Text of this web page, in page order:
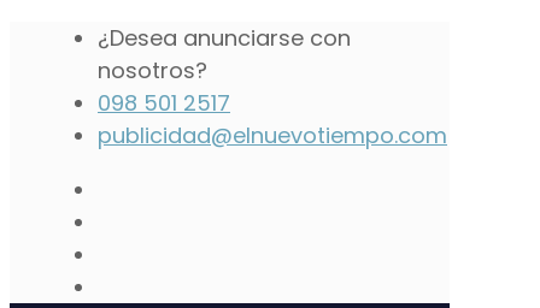
¿Desea anunciarse con
nosotros?
098 501 2517
publicidad@elnuevotiempo.com